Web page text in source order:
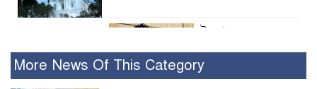
ইসলামের সবচেয়ে
নুর
More News Of This Category